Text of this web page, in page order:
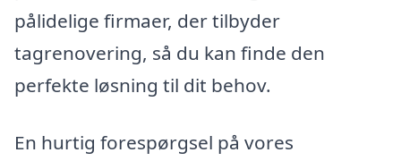
pålidelige firmaer, der tilbyder
tagrenovering, så du kan finde den
perfekte løsning til dit behov.
En hurtig forespørgsel på vores